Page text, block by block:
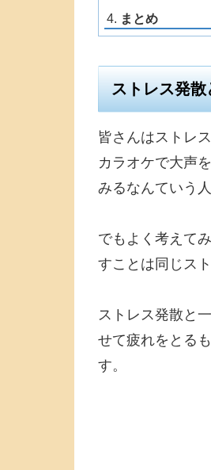
まとめ
ストレス発散
皆さんはストレ
カラオケで大声
みるなんていう
でもよく考えて
すことは同じス
ストレス発散と
せて疲れをとる
す。